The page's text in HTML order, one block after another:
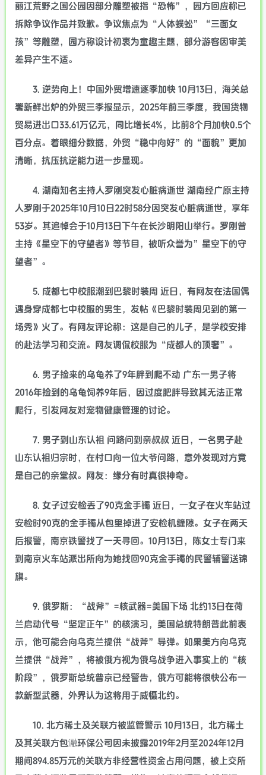
丽江荒野之国公园因部分雕塑被指“恐怖”，园方回应称已
拆除争议作品并致歉。争议焦点为“人体蜈蚣”“三面女
孩”等雕塑，园方称设计初衷为童趣主题，部分游客因审美
差异产生不适。
3. 逆势向上！中国外贸增速逐季加快 10月13日，海关总
署新鲜出炉的外贸三季报显示，2025年前三季度，我国货物
贸易进出口33.61万亿元，同比增长4%，比前8个月加快0.5个
百分点。着眼细分数据，外贸“稳中向好”的“面貌”更加
清晰，抗压抗逆能力进一步显现。
4. 湖南知名主持人罗刚突发心脏病逝世 湖南经广原主持
人罗刚于2025年10月10日22时58分因突发心脏病逝世，享年
53岁。其追悼会于10月13日下午在长沙明阳山举行。罗刚曾
主持《星空下的守望者》等节目，被听众誉为”星空下的守
望者”。
5. 成都七中校服潮到巴黎时装周 近日，有网友在法国偶
遇身穿成都七中校服的男生，发帖《巴黎时装周见到的第一
场秀》火了。有网友评论称：这是自己的儿子，是学校安排
的赴法学习和交流。网友调侃校服为“成都人的顶奢”。
6. 男子捡来的乌龟养了9年胖到爬不动 广东一男子将
2016年捡到的乌龟饲养9年后，因过度肥胖导致其无法正常
爬行，引发网友对宠物健康管理的讨论。
7. 男子到山东认祖 问路问到亲叔叔 近日，一名男子赴
山东认祖归宗时，在村口向一位大爷问路，意外发现对方竟
是自己的亲堂叔。网友：缘分有时真很神奇。
8. 女子过安检丢了90克金手镯 近日，一女子在火车站过
安检时90克的金手镯从包里掉进了安检机缝隙。女子在两天
后报警，南京铁警找了一天寻回。10月13日，陈女士专门来
到南京火车站派出所向为她找回90克金手镯的民警辅警送锦
旗。
9. 俄罗斯：“战斧”=核武器=美国下场 北约13日在荷
兰启动代号“坚定正午”的核演习，美国总统特朗普此前表
示，他可能会向乌克兰提供“战斧”导弹。如果美方向乌克
兰提供“战斧”，将被俄方视为俄乌战争进入事实上的“核
阶段”，俄罗斯总统普京已经警告，俄方可能将很快公布一
款新型武器，外界认为这将用于威慑北约。
10. 北方稀土及关联方被监管警示 10月13日，北方稀土
及其关联方包瀜环保公司因未披露2019年2月至2024年12月
期间894.85万元的关联方非经营性资金占用问题，被上交所